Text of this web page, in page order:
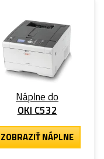
Náplne do
OKI C532
ZOBRAZIŤ NÁPLNE